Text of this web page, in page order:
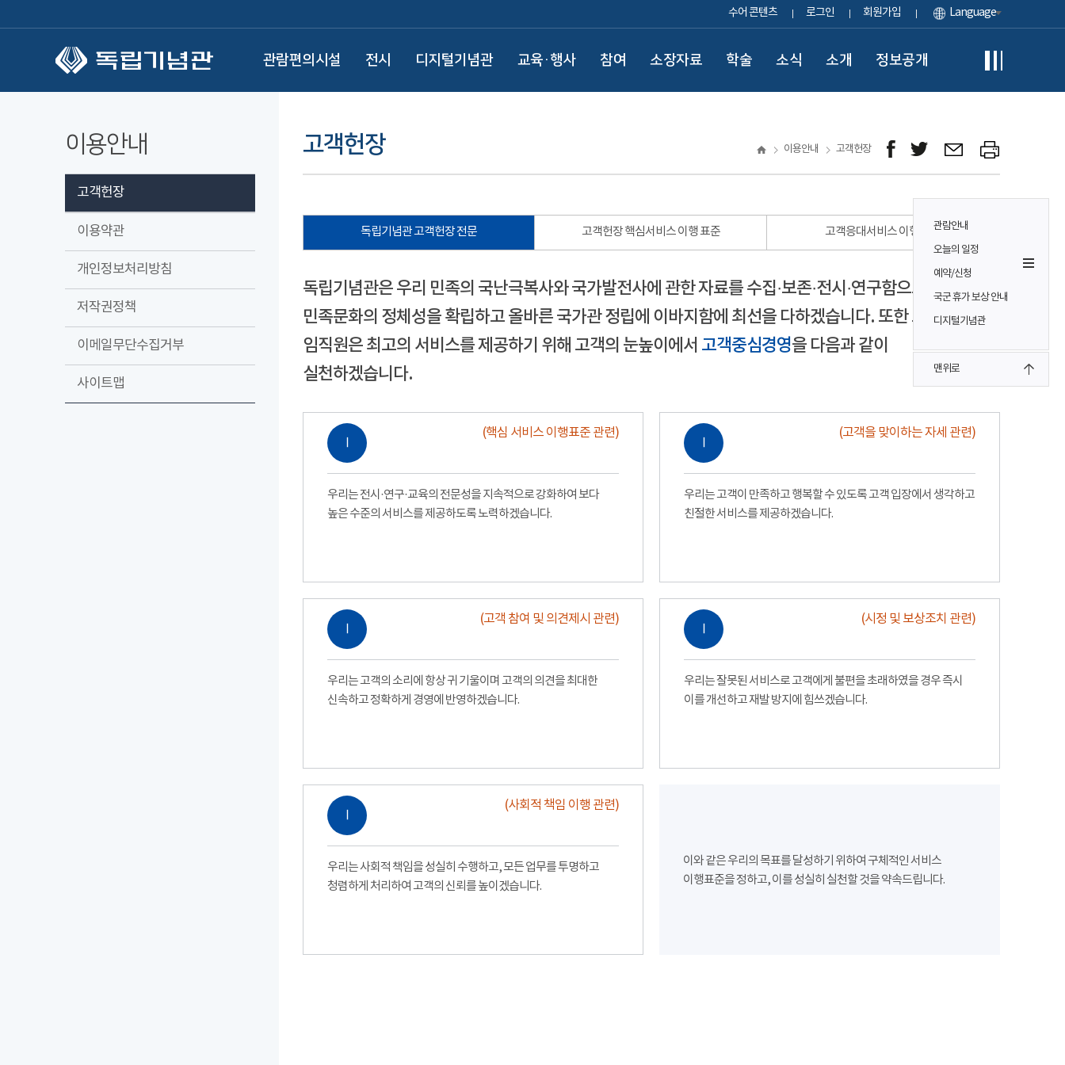
수어 콘텐츠 로그인 회원가입 Language
관람편의시설 전시 디지털기념관 교육·행사 참여 소장자료 학술 소식 소개 정보공개
관람안내
오늘의 일정
예약/신청
국군 휴가 보상 안내
디지털기념관
맨위로
이용안내
고객헌장
이용약관
개인정보처리방침
저작권정책
이메일무단수집거부
사이트맵
고객헌장 이용안내 고객헌장
독립기념관 고객헌장 전문 고객헌장 핵심서비스 이행 표준 고객응대서비스 이행 표준
독립기념관은 우리 민족의 국난극복사와 국가발전사에 관한 자료를 수집·보존·전시·연구함으로써
민족문화의 정체성을 확립하고 올바른 국가관 정립에 이바지함에 최선을 다하겠습니다. 또한 모든
임직원은 최고의 서비스를 제공하기 위해 고객의 눈높이에서 고객중심경영을 다음과 같이
실천하겠습니다.
Ⅰ
(핵심 서비스 이행표준 관련)
우리는 전시·연구·교육의 전문성을 지속적으로 강화하여 보다
높은 수준의 서비스를 제공하도록 노력하겠습니다.
Ⅰ
(고객을 맞이하는 자세 관련)
우리는 고객이 만족하고 행복할 수 있도록 고객 입장에서 생각하고
친절한 서비스를 제공하겠습니다.
Ⅰ
(고객 참여 및 의견제시 관련)
우리는 고객의 소리에 항상 귀 기울이며 고객의 의견을 최대한
신속하고 정확하게 경영에 반영하겠습니다.
Ⅰ
(시정 및 보상조치 관련)
우리는 잘못된 서비스로 고객에게 불편을 초래하였을 경우 즉시
이를 개선하고 재발 방지에 힘쓰겠습니다.
Ⅰ
(사회적 책임 이행 관련)
우리는 사회적 책임을 성실히 수행하고, 모든 업무를 투명하고
청렴하게 처리하여 고객의 신뢰를 높이겠습니다.
이와 같은 우리의 목표를 달성하기 위하여 구체적인 서비스
이행표준을 정하고, 이를 성실히 실천할 것을 약속드립니다.